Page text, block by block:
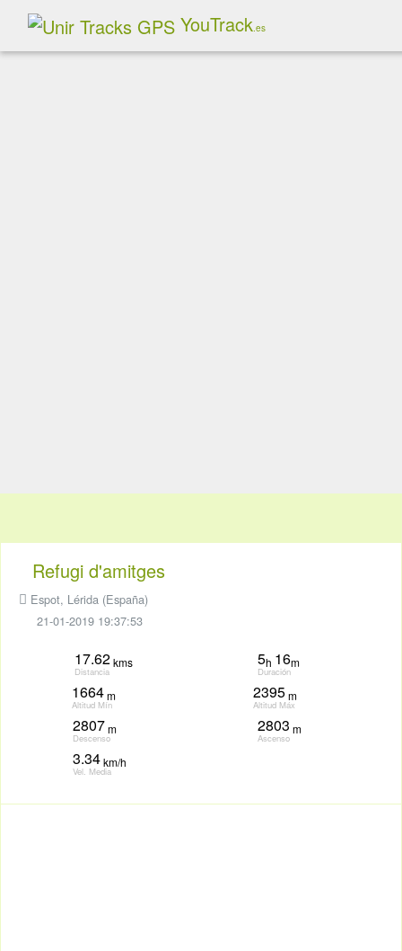
YouTrack.es
Refugi d'amitges
Espot, Lérida (España)
21-01-2019 19:37:53
17.62kms
Distancia
5h 16m
Duración
1664m
Altitud Mín
2395m
Altitud Máx
2807m
Descenso
2803 m
Ascenso
3.34km/h
Vel. Media